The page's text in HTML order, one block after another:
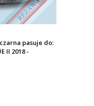
pasuje do:
II 2018 -